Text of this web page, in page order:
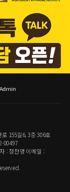
Admin
155길6, 3층 306호
00497
: 정찬영 이메일 :